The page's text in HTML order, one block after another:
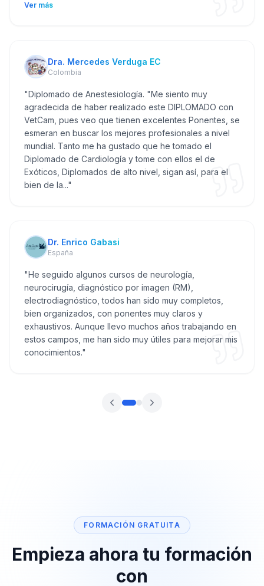
Ver más
Dra. Mercedes Verduga EC
Colombia
"Diplomado de Anestesiología. "Me siento muy
agradecida de haber realizado este DIPLOMADO con
VetCam, pues veo que tienen excelentes Ponentes, se
esmeran en buscar los mejores profesionales a nivel
mundial. Tanto me ha gustado que he tomado el
Diplomado de Cardiología y tome con ellos el de
Exóticos, Diplomados de alto nivel, sigan así, para el
bien de la..."
Dr. Enrico Gabasi
España
"He seguido algunos cursos de neurología,
neurocirugía, diagnóstico por imagen (RM),
electrodiagnóstico, todos han sido muy completos,
bien organizados, con ponentes muy claros y
exhaustivos. Aunque llevo muchos años trabajando en
estos campos, me han sido muy útiles para mejorar mis
conocimientos."
FORMACIÓN GRATUITA
Empieza ahora tu formación
con